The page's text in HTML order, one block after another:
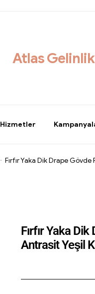
Atlas Gelinlik
Hizmetler
Fırfır Yaka Dik Drape Gövde
Fırfır Yaka
Antrasit Yeşil